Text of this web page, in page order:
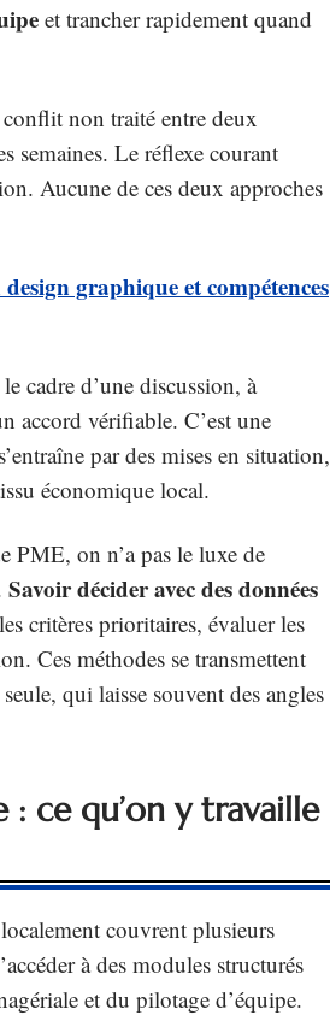
et trancher rapidement quand
non traité entre deux
semaines. Le réflexe courant
Aucune de ces deux approches
graphique et compétences
cadre d’une discussion, à
accord vérifiable. C’est une
par des mises en situation,
économique local.
PME, on n’a pas le luxe de
Savoir décider avec des données
critères prioritaires, évaluer les
Ces méthodes se transmettent
qui laisse souvent des angles
ce qu’on y travaille
couvrent plusieurs
à des modules structurés
et du pilotage d’équipe.